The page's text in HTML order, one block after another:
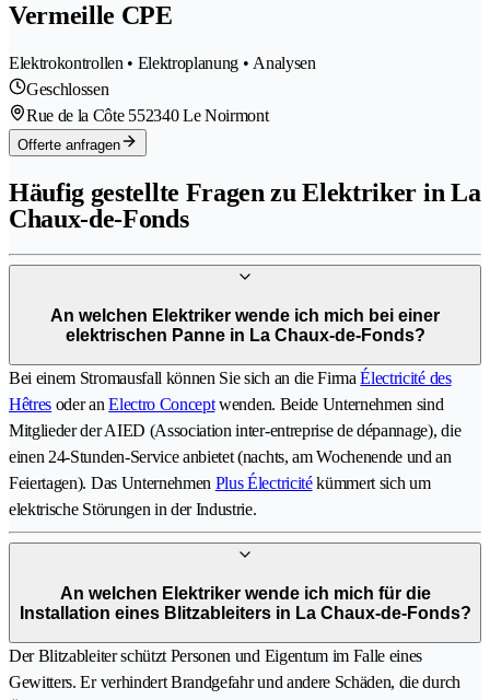
Vermeille CPE
Elektrokontrollen • Elektroplanung • Analysen
Geschlossen
Rue de la Côte 552340 Le Noirmont
Offerte anfragen
Häufig gestellte Fragen zu Elektriker in La
Chaux-de-Fonds
An welchen Elektriker wende ich mich bei einer
elektrischen Panne in La Chaux-de-Fonds?
Bei einem Stromausfall können Sie sich an die FirmaÉlectricité des
Hêtres oder anElectro Conceptwenden. Beide Unternehmen sind
Mitglieder der AIED (Association inter-entreprise de dépannage), die
einen 24-Stunden-Service anbietet (nachts, am Wochenende und an
Feiertagen). Das Unternehmen Plus Électricitékümmert sich um
elektrische Störungen in der Industrie.
An welchen Elektriker wende ich mich für die
Installation eines Blitzableiters in La Chaux-de-Fonds?
Der Blitzableiter schützt Personen und Eigentum im Falle eines
Gewitters. Er verhindert Brandgefahr und andere Schäden, die durch